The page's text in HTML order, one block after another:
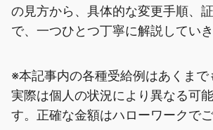
の見方から、具体的な変更手順、
で、一つひとつ丁寧に解説していき
※本記事内の各種受給例はあくまで
実際は個人の状況により異なる可
す。正確な金額はハローワークで